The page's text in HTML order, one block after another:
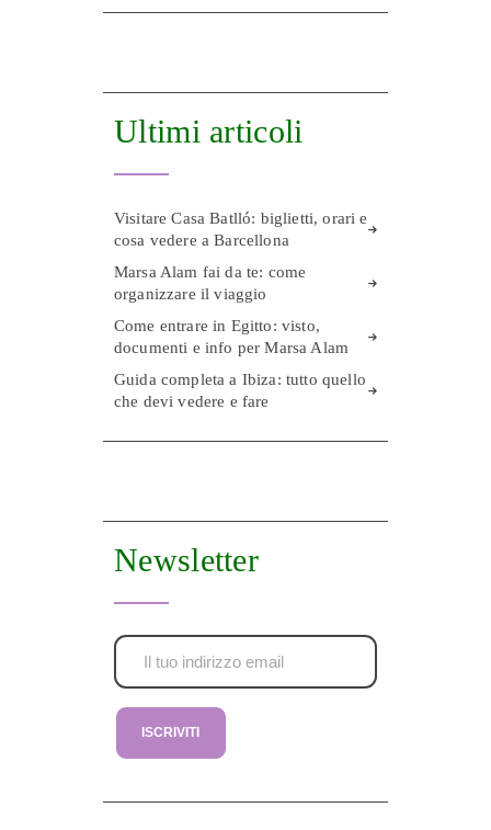
Ultimi articoli
Visitare Casa Batlló: biglietti, orari e
cosa vedere a Barcellona
Marsa Alam fai da te: come
organizzare il viaggio
Come entrare in Egitto: visto,
documenti e info per Marsa Alam
Guida completa a Ibiza: tutto quello
che devi vedere e fare
Newsletter